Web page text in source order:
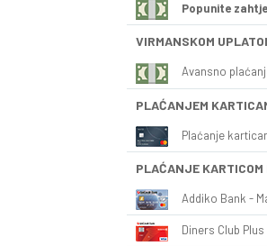
Popunite
VIRMANSKOM
Avansno
PLAĆANJEM
Plaćanje
PLAĆANJE KARTICOM
Addiko Bank -
Diners Club